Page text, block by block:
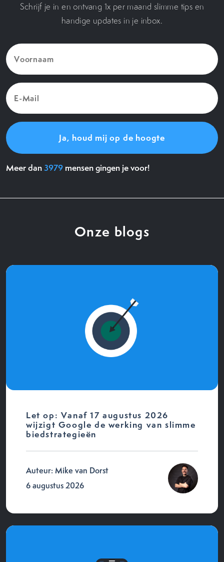
Schrijf je in en ontvang 1x per maand slimme tips en
handige updates in je inbox.
Voornaam
(Vereist)
E-
Mail
(Vereist)
Meer dan3979 mensen gingen je voor!
Onze blogs
Let op: Vanaf 17 augustus 2026
wijzigt Google de werking van slimme
biedstrategieën
Auteur: Mike van Dorst
6 augustus 2026